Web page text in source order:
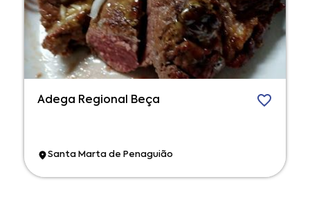
Adega Regional Beça
Santa Marta de Penaguião